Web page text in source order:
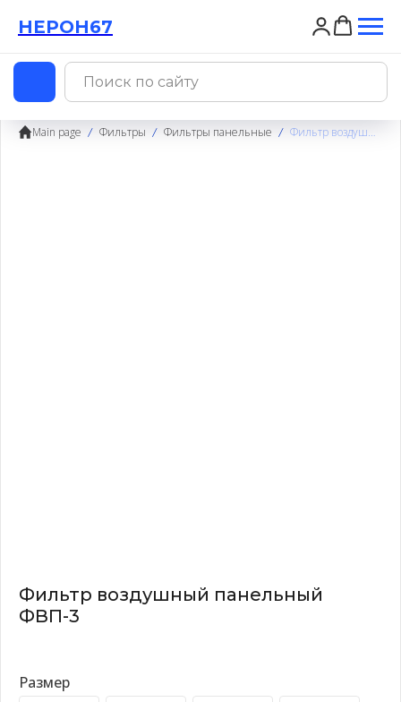
НЕРОН67
НЕРОН67
Main page Фильтры Фильтры панельные Фильтр воздушный панельный ФВП-3
Фильтр воздушный панельный
ФВП-3
Размер